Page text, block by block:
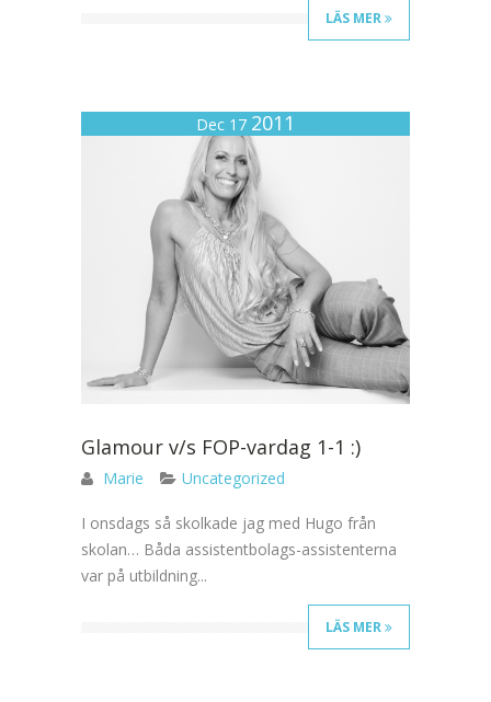
LÄS MER
Dec 17 2011
Glamour v/s FOP-vardag 1-1 :)
Marie Uncategorized
I onsdags så skolkade jag med Hugo från
skolan… Båda assistentbolags-assistenterna
var på utbildning...
LÄS MER